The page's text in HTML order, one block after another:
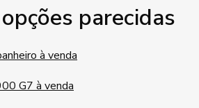
parecidas
à venda
G7 à venda